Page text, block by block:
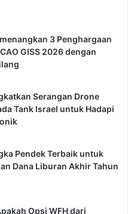
3 Penghargaan
GISS 2026 dengan
Serangan Drone
Tank Israel untuk Hadapi
Pendek Terbaik untuk
Dana Liburan Akhir Tahun
Opsi WFH dari